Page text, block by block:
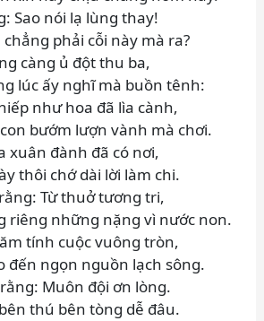
Sao nói lạ lùng thay!
chẳng phải cỗi này mà ra?
càng ủ đột thu ba,
lúc ấy nghĩ mà buồn tênh:
như hoa đã lìa cành,
bướm lượn vành mà chơi.
xuân đành đã có nơi,
thôi chớ dài lời làm chi.
Từ thuở tương tri,
riêng những nặng vì nước non.
tính cuộc vuông tròn,
đến ngọn nguồn lạch sông.
Muôn đội ơn lòng.
thú bên tòng dễ đâu.